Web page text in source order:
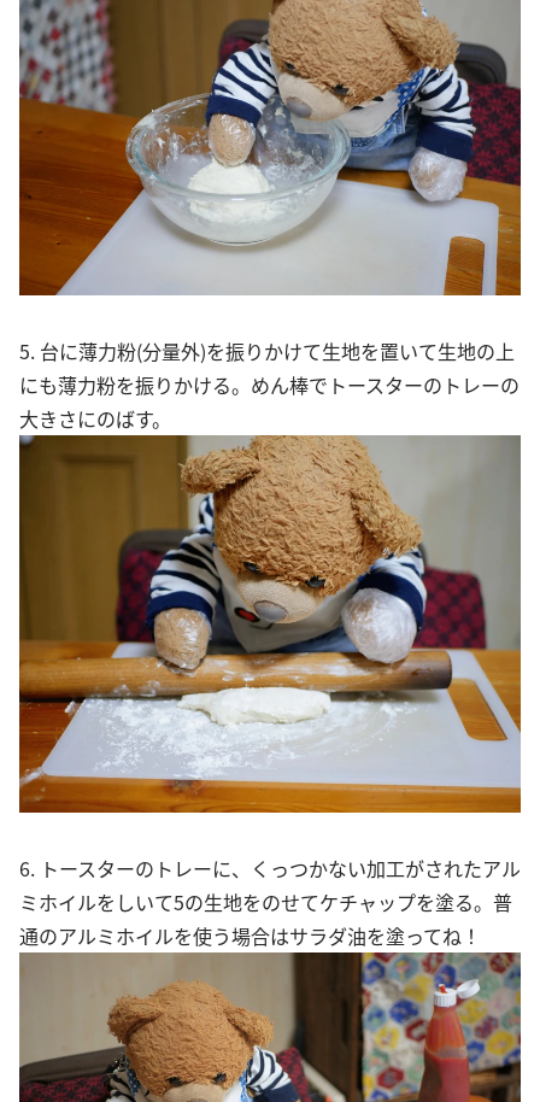
5. 台に薄力粉(分量外)を振りかけて生地を置いて生地の上
にも薄力粉を振りかける。めん棒でトースターのトレーの
大きさにのばす。
6. トースターのトレーに、くっつかない加工がされたアル
ミホイルをしいて5の生地をのせてケチャップを塗る。普
通のアルミホイルを使う場合はサラダ油を塗ってね！